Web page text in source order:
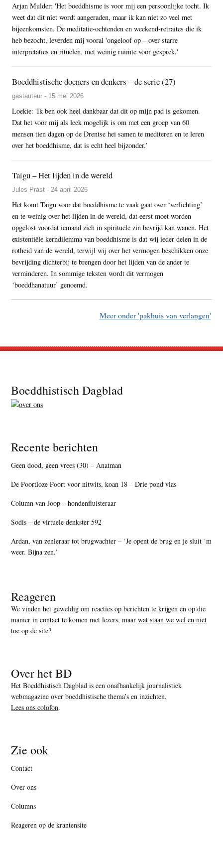
Arjan Mulder: 'Het boeddhisme is voor mij een persoonlijke tocht. Ik
weet dat dit niet wordt aangeraden, maar ik kan niet zo veel met
bijeenkomsten. De meditatie-ochtenden en weekend-retraites die ik
heb bezocht, leverden mij vooral 'ongeloof op – over starre
interpretaties en rituelen, met weinig ruimte voor gesprek.'
Boeddhistische doeners en denkers – de serie (27)
gastauteur - 15 mei 2026
Loekie: 'Ik ben ook heel dankbaar dat dit op mijn pad is gekomen.
Dat het voor mij als leek mogelijk is om met een groep van 60
mensen tien dagen op de Drentse hei samen te mediteren en te leren
over het boeddhisme, dat is echt heel bijzonder.’
Taigu – Het lijden in de wereld
Jules Prast - 24 april 2026
Het komt Taigu voor dat boeddhisme te vaak gaat over ‘verlichting’
en te weinig over het lijden in de wereld, dat eerst moet worden
opgelost voordat iemand zich in spirituele zin bevrijd kan wanen. Het
existentiële kerndilemma van boeddhisme is dat wij ieder delen in de
rotheid van de wereld, terwijl wij over het vermogen beschikken onze
bevrijding dichterbij te brengen door het lijden van de ander te
verminderen. In sommige teksten wordt dit vermogen
‘boeddhanatuur’ genoemd.
Meer onder 'pakhuis van verlangen'
Footer
Boeddhistisch Dagblad
Recente berichten
Geen dood, geen vrees (30) – Anatman
De Poortloze Poort voor nitwits, koan 18 – Drie pond vlas
Column van Joop – hondenfluisteraar
Sodis – de virtuele denkster 592
Ardan, van zenleraar tot brugwachter – ‘Je opent de brug en je sluit ‘m
weer. Bijna zen.’
Reageren
We vinden het geweldig om reacties op berichten te krijgen en op die
manier in contact te komen met lezers, maarwat staan we wel en niet
toe op de site?
Over het BD
Het Boeddhistisch Dagblad is een onafhankelijk journalistiek
webmagazine over boeddhistische thema’s en inzichten.
Lees ons colofon.
Zie ook
Contact
Over ons
Columns
Reageren op de krantensite